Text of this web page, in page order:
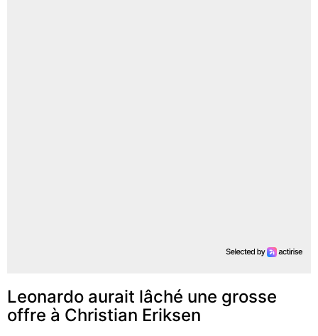
Leonardo aurait lâché une grosse
offre à Christian Eriksen